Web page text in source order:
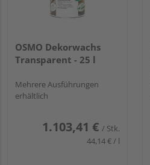
OSMO Dekorwachs
Transparent - 25 l
Mehrere Ausführungen
erhältlich
1.103,41 € / Stk.
44,14 € / l